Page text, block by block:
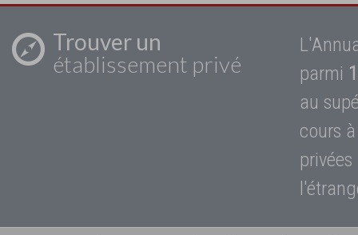
Trouver un
établissement privé
parmi
au
cours